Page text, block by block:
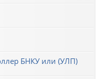
БНКУ или (УЛП)